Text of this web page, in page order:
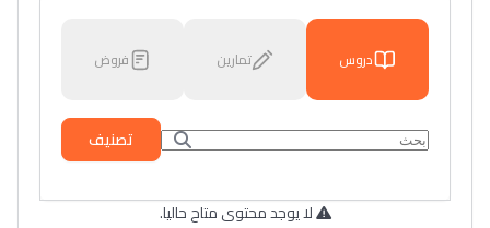
دروس تمارين فروض
تصنيف
لا يوجد محتوى متاح حاليا.